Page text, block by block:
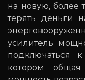
на новую, более
терять деньги
усилитель
подключаться
котором общая